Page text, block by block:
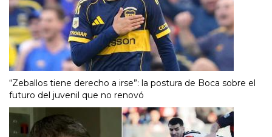
“Zeballos tiene derecho a irse”: la postura de Boca sobre el
futuro del juvenil que no renovó